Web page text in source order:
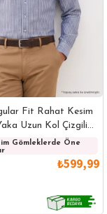
Fit Rahat Kesim
Uzun Kol Çizgili
Gömlek
Gömleklerde Öne
₺599,99